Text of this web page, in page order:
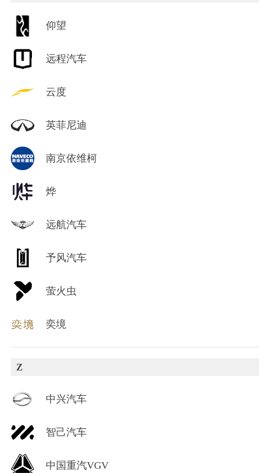
仰望
远程汽车
云度
英菲尼迪
南京依维柯
烨
远航汽车
予风汽车
萤火虫
奕境
Z
中兴汽车
智己汽车
中国重汽VGV